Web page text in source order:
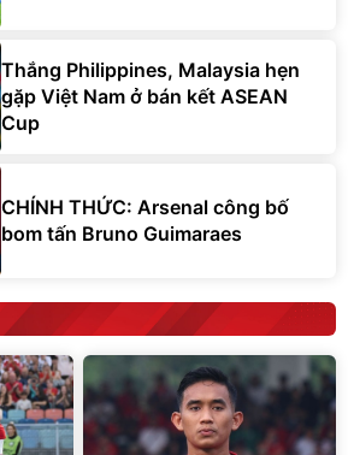
Thắng Philippines, Malaysia hẹn
gặp Việt Nam ở bán kết ASEAN
Cup
CHÍNH THỨC: Arsenal công bố
bom tấn Bruno Guimaraes